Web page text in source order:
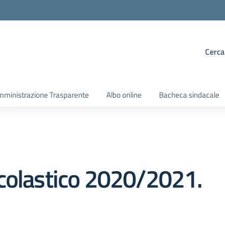
Cerca
Trasparente Albo online Bacheca sindacale
2020/2021.